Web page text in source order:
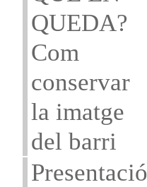
QUEDA?
Com
conservar
la imatge
del barri
Presentació